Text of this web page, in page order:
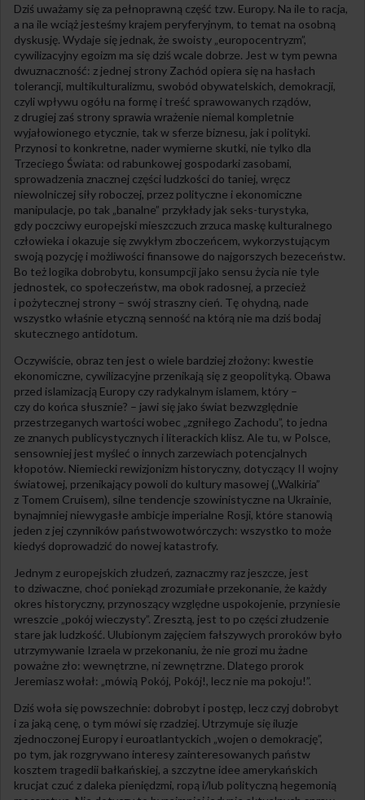
Dziś uważamy się za pełnoprawną część tzw. Europy. Na ile to racja,
a na ile wciąż jesteśmy krajem peryferyjnym, to temat na osobną
dyskusję. Wydaje się jednak, że swoisty „europocentryzm”,
cywilizacyjny egoizm ma się dziś wcale dobrze. Jest w tym pewna
dwuznaczność: z jednej strony Zachód opiera się na hasłach
tolerancji, multikulturalizmu, swobód obywatelskich, demokracji,
czyli wpływu ogółu na formę i treść sprawowanych rządów,
z drugiej zaś strony sprawia wrażenie niemal kompletnie
wyjałowionego etycznie, tak w sferze biznesu, jak i polityki.
Przynosi to konkretne, nader wymierne skutki, nie tylko dla
Trzeciego Świata: od rabunkowej gospodarki zasobami,
sprowadzenia znacznej części ludzkości do taniej, wręcz
niewolniczej siły roboczej, przez polityczne i ekonomiczne
manipulacje, po tak „banalne” przykłady jak seks-turystyka,
gdy poczciwy europejski mieszczuch zrzuca maskę kulturalnego
człowieka i okazuje się zwykłym zboczeńcem, wykorzystującym
swoją pozycję i możliwości finansowe do najgorszych bezeceństw.
Bo też logika dobrobytu, konsumpcji jako sensu życia nie tyle
jednostek, co społeczeństw, ma obok radosnej, a przecież
i pożytecznej strony – swój straszny cień. Tę ohydną, nade
wszystko właśnie etyczną senność na którą nie ma dziś bodaj
skutecznego antidotum.
Oczywiście, obraz ten jest o wiele bardziej złożony: kwestie
ekonomiczne, cywilizacyjne przenikają się z geopolityką. Obawa
przed islamizacją Europy czy radykalnym islamem, który –
czy do końca słusznie? – jawi się jako świat bezwzględnie
przestrzeganych wartości wobec „zgniłego Zachodu”, to jedna
ze znanych publicystycznych i literackich klisz. Ale tu, w Polsce,
sensowniej jest myśleć o innych zarzewiach potencjalnych
kłopotów. Niemiecki rewizjonizm historyczny, dotyczący II wojny
światowej, przenikający powoli do kultury masowej („Walkiria”
z Tomem Cruisem), silne tendencje szowinistyczne na Ukrainie,
bynajmniej niewygasłe ambicje imperialne Rosji, które stanowią
jeden z jej czynników państwowotwórczych: wszystko to może
kiedyś doprowadzić do nowej katastrofy.
Jednym z europejskich złudzeń, zaznaczmy raz jeszcze, jest
to dziwaczne, choć poniekąd zrozumiałe przekonanie, że każdy
okres historyczny, przynoszący względne uspokojenie, przyniesie
wreszcie „pokój wieczysty”. Zresztą, jest to po części złudzenie
stare jak ludzkość. Ulubionym zajęciem fałszywych proroków było
utrzymywanie Izraela w przekonaniu, że nie grozi mu żadne
poważne zło: wewnętrzne, ni zewnętrzne. Dlatego prorok
Jeremiasz wołał: „mówią Pokój, Pokój!, lecz nie ma pokoju!”.
Dziś woła się powszechnie: dobrobyt i postęp, lecz czyj dobrobyt
i za jaką cenę, o tym mówi się rzadziej. Utrzymuje się iluzje
zjednoczonej Europy i euroatlantyckich „wojen o demokrację”,
po tym, jak rozgrywano interesy zainteresowanych państw
kosztem tragedii bałkańskiej, a szczytne idee amerykańskich
krucjat czuć z daleka pieniędzmi, ropą i/lub polityczną hegemonią